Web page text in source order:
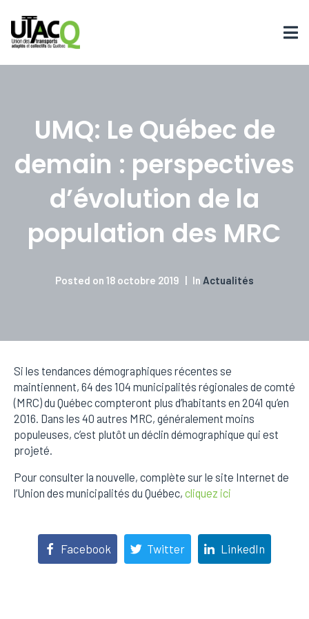
UMQ: Le Québec de
demain : perspectives
d’évolution de la
population des MRC
Posted on 18 octobre 2019 In Actualités
Si les tendances démographiques récentes se
maintiennent, 64 des 104 municipalités régionales de comté
(MRC) du Québec compteront plus d’habitants en 2041 qu’en
2016. Dans les 40 autres MRC, généralement moins
populeuses, c’est plutôt un déclin démographique qui est
projeté.
Pour consulter la nouvelle, complète sur le site Internet de
l’Union des municipalités du Québec, cliquez ici
Facebook Twitter LinkedIn